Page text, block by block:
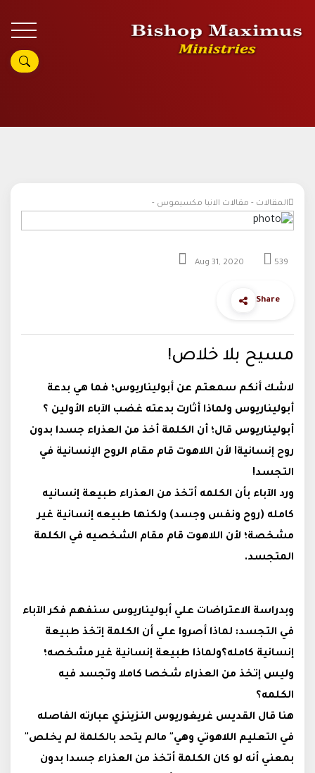
المقالات - مقالات الانبا مكسيموس -
Aug 31, 2020 539
Share
مسيح بلا خلاص!
لاشك أنكم سمعتم عن أبوليناريوس؛ فما هي بدعة
أبوليناريوس ولماذا أثارت بدعته غضب الآباء الأولين ؟
أبوليناريوس قال؛ أن الكلمة أخذ من العذراء جسدا بدون
روح إنسانية! لأن اللاهوت قام مقام الروح الإنسانية في
التجسد!
ورد الآباء بأن الكلمه أتخذ من العذراء طبيعة إنسانيه
كامله (روح ونفس وجسد) ولكنها طبيعه إنسانية غير
مشخصة؛ لأن اللاهوت قام مقام الشخصيه في الكلمة
المتجسد.
وبدراسة الاعتراضات علي أبوليناريوس سنفهم فكر الآباء
في التجسد: لماذا أصروا علي أن الكلمة إتخذ طبيعة
إنسانية كامله؟ولماذا طبيعة إنسانية غير مشخصه؛
وليس إتخذ من العذراء شخصا كاملا وتجسد فيه
الكلمه؟
هنا قال القديس غريغوريوس النزينزي عبارته الفاصله
في التعليم اللاهوتي وهي" مالم يتحد بالكلمة لم يخلص"
بمعني أنه لو كان الكلمة أتخذ من العذراء جسدا بدون